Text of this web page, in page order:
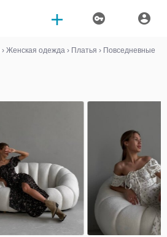
› Женская одежда › Платья › Повседневные